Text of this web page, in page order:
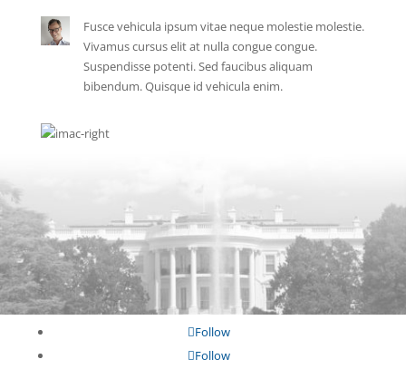
Fusce vehicula ipsum vitae neque molestie molestie.
Vivamus cursus elit at nulla congue congue.
Suspendisse potenti. Sed faucibus aliquam
bibendum. Quisque id vehicula enim.
Follow
Follow